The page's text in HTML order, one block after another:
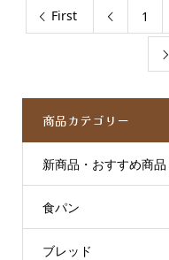
First  1

商品カテゴリー
新商品・おすすめ商品
食パン
ブレッド